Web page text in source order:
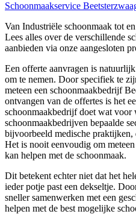
Schoonmaakservice
Van Industriële schoonmaak tot
Lees alles over de verschillende
aanbieden via onze aangesloten
Een offerte aanvragen is
om te nemen. Door specifiek te
meteen een schoonmaakbedrijf
ontvangen van de offertes is het
schoonmaakbedrijf doet wat voor
schoonmaakbedrijven bepaalde
bijvoorbeeld medische praktijken,
Het is nooit eenvoudig om
kan helpen met de schoonmaak.
Dit betekent echter niet dat het
ieder potje past een dekseltje.
sneller samenwerken met een
helpen met de best mogelijke